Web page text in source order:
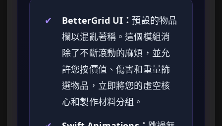
✔ BetterGrid UI：預設的物品
欄以混亂著稱。這個模組消
除了不斷滾動的麻煩，並允
許您按價值、傷害和重量篩
選物品，立即將您的虛空核
心和製作材料分組。